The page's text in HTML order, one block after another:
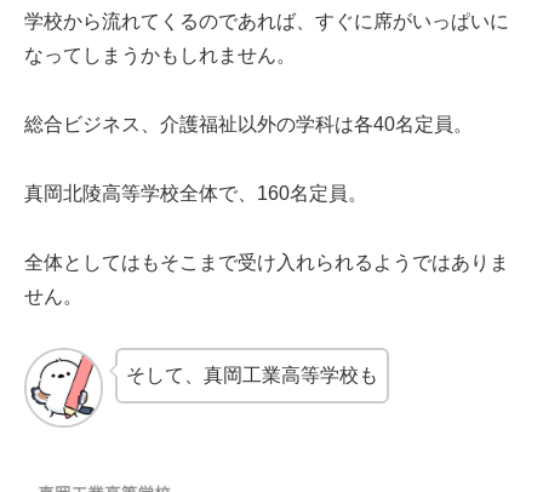
学校から流れてくるのであれば、すぐに席がいっぱいに
なってしまうかもしれません。
総合ビジネス、介護福祉以外の学科は各40名定員。
真岡北陵高等学校全体で、160名定員。
全体としてはもそこまで受け入れられるようではありま
せん。
そして、真岡工業高等学校も